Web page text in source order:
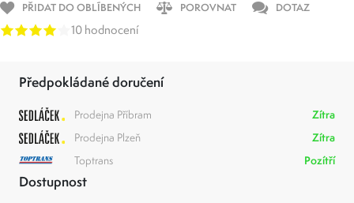
PŘIDAT DO OBLÍBENÝCH POROVNAT DOTAZ
10 hodnocení
Předpokládané doručení
Prodejna Příbram
Zítra
Prodejna Plzeň
Zítra
Toptrans
Pozítří
Dostupnost